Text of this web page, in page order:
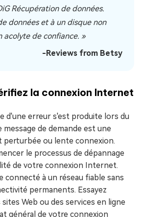
Récupération de données.
données et à un disque non
acolyte de confiance. »
-Reviews from Betsy
la connexion Internet
d'une erreur s'est produite lors du
de demande est une
ou lente connexion.
le processus de dépannage
de votre connexion Internet.
connecté à un réseau fiable sans
permanents. Essayez
sites Web ou des services en ligne
général de votre connexion